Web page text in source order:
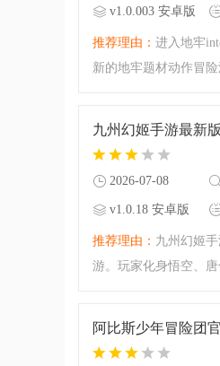
v1.0.003 安卓版
推荐理由： 进入地牢
新的地牢题材动作冒
有超多危险关卡，记
九州幻姬手游最新
2026-07-08
v1.0.18 安卓版
推荐理由： 九州幻姬
游。玩家化身悟空、
竖屏单手操作、单局